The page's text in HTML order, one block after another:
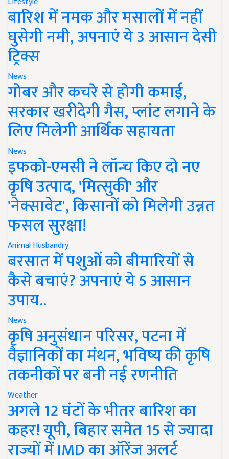
बारिश में नमक और मसालों में नहीं
घुसेगी नमी, अपनाएं ये 3 आसान देसी
ट्रिक्स
News
गोबर और कचरे से होगी कमाई,
सरकार खरीदेगी गैस, प्लांट लगाने के
लिए मिलेगी आर्थिक सहायता
News
इफको-एमसी ने लॉन्च किए दो नए
कृषि उत्पाद, 'मित्सुकी' और
'नेक्सावेट', किसानों को मिलेगी उन्नत
फसल सुरक्षा!
Animal Husbandry
बरसात में पशुओं को बीमारियों से
कैसे बचाएं? अपनाएं ये 5 आसान
उपाय..
News
कृषि अनुसंधान परिसर, पटना में
वैज्ञानिकों का मंथन, भविष्य की कृषि
तकनीकों पर बनी नई रणनीति
Weather
अगले 12 घंटों के भीतर बारिश का
कहर! यूपी, बिहार समेत 15 से ज्यादा
राज्यों में IMD का ऑरेंज अलर्ट